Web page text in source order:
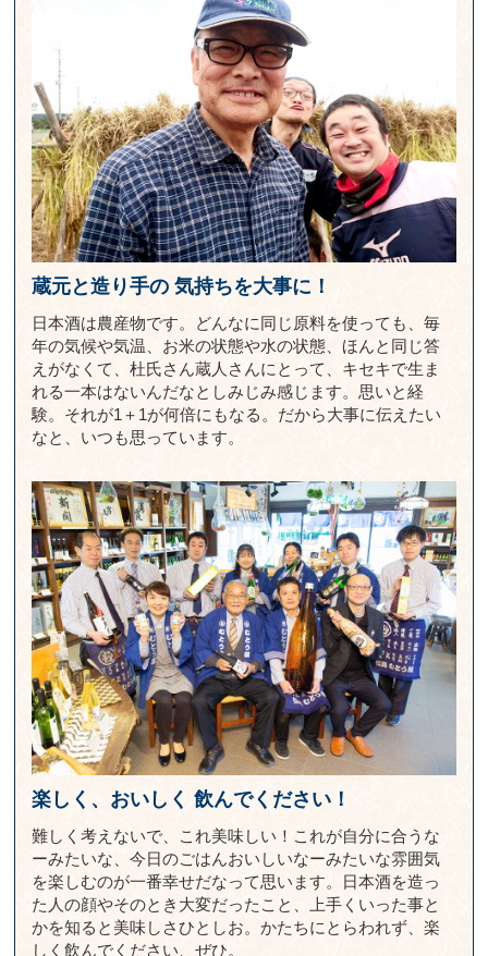
蔵元と造り手の 気持ちを大事に！
日本酒は農産物です。どんなに同じ原料を使っても、毎
年の気候や気温、お米の状態や水の状態、ほんと同じ答
えがなくて、杜氏さん蔵人さんにとって、キセキで生ま
れる一本はないんだなとしみじみ感じます。思いと経
験。それが1＋1が何倍にもなる。だから大事に伝えたい
なと、いつも思っています。
楽しく、おいしく 飲んでください！
難しく考えないで、これ美味しい！これが自分に合うな
ーみたいな、今日のごはんおいしいなーみたいな雰囲気
を楽しむのが一番幸せだなって思います。日本酒を造っ
た人の顔やそのとき大変だったこと、上手くいった事と
かを知ると美味しさひとしお。かたちにとらわれず、楽
しく飲んでください、ぜひ。